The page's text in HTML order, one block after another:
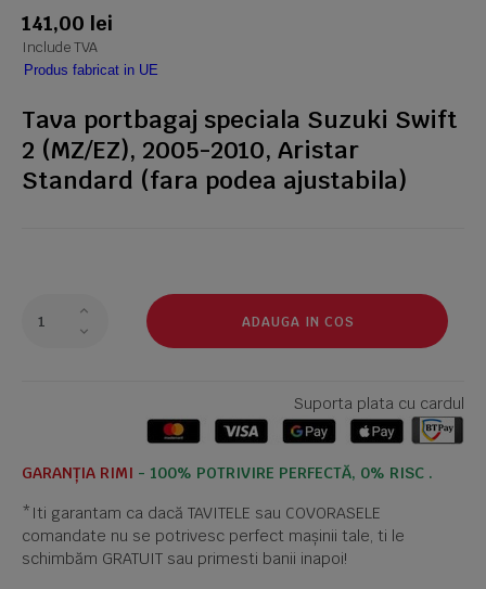
141,00 lei
Include TVA
Produs fabricat in UE
Tava portbagaj speciala Suzuki Swift
2 (MZ/EZ), 2005-2010, Aristar
Standard (fara podea ajustabila)
ADAUGA IN COS
Suporta plata cu cardul
GARANȚIA RIMI - 100% POTRIVIRE PERFECTĂ, 0% RISC .
*Iti garantam ca dacă TAVITELE sau COVORASELE
comandate nu se potrivesc perfect mașinii tale, ti le
schimbăm GRATUIT sau primesti banii inapoi!